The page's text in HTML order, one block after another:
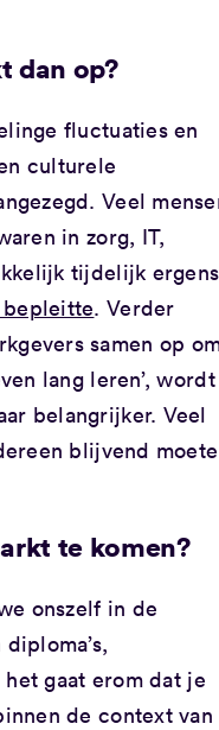
dan op?
fluctuaties en
culturele
Veel
in zorg, IT,
tijdelijk ergens
bepleitte. Verder
samen op
lang leren’, wordt
belangrijker. Veel
blijvend
te komen?
onszelf in de
gaat erom dat je
de context van